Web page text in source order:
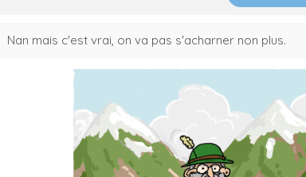
Nan mais c'est vrai, on va pas s'acharner non plus.